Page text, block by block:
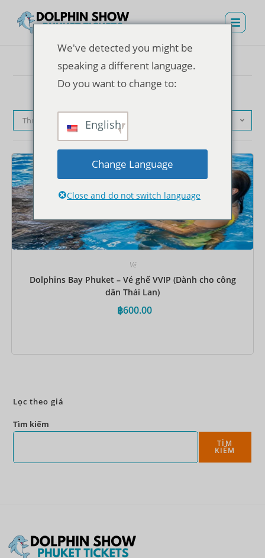
Thứ tự mặc định
Vé
Dolphins Bay Phuket – Vé ghế VVIP (Dành cho công
dân Thái Lan)
฿600.00
Lọc theo giá
Tìm kiếm
TÌM
KIẾM
We've detected you might be
speaking a different language.
Do you want to change to:
English
Change Language
Close and do not switch language